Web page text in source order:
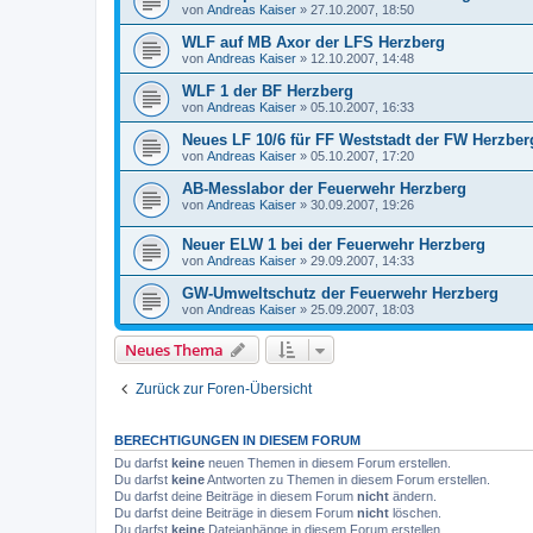
von Andreas Kaiser » 27.10.2007, 18:50
WLF auf MB Axor der LFS Herzberg
von Andreas Kaiser » 12.10.2007, 14:48
WLF 1 der BF Herzberg
von Andreas Kaiser » 05.10.2007, 16:33
Neues LF 10/6 für FF Weststadt der FW
von Andreas Kaiser » 05.10.2007, 17:20
AB-Messlabor der Feuerwehr Herzberg
von Andreas Kaiser » 30.09.2007, 19:26
Neuer ELW 1 bei der Feuerwehr Herzberg
von Andreas Kaiser » 29.09.2007, 14:33
GW-Umweltschutz der Feuerwehr Herzberg
von Andreas Kaiser » 25.09.2007, 18:03
Neues Thema
Zurück zur Foren-Übersicht
BERECHTIGUNGEN IN DIESEM FORUM
Du darfst keine neuen Themen in diesem Forum erstellen.
Du darfst keineAntworten zu Themen in diesem Forum erstellen.
Du darfst deine Beiträge in diesem Forum nicht ändern.
Du darfst deine Beiträge in diesem Forum nicht löschen.
Du darfst keine Dateianhänge in diesem Forum erstellen.